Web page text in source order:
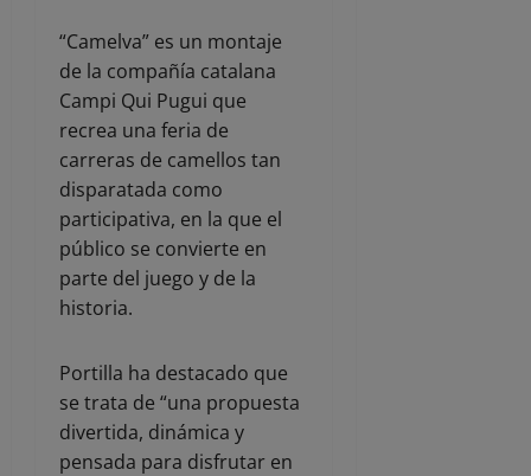
“Camelva” es un montaje
de la compañía catalana
Campi Qui Pugui que
recrea una feria de
carreras de camellos tan
disparatada como
participativa, en la que el
público se convierte en
parte del juego y de la
historia.
Portilla ha destacado que
se trata de “una propuesta
divertida, dinámica y
pensada para disfrutar en